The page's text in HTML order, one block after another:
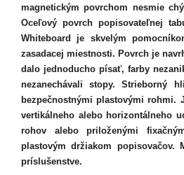
magnetickým povrchom nesmie
Oceľový povrch popisovateľnej
Whiteboard je skvelým
zasadacej miestnosti. Povrch je
dalo jednoducho písať, farby
nezanechávali stopy. Strieborný
bezpečnostnými plastovými rohmi.
vertikálneho alebo horizontálneho
rohov alebo priloženými
plastovým držiakom popisovačov.
príslušenstve.